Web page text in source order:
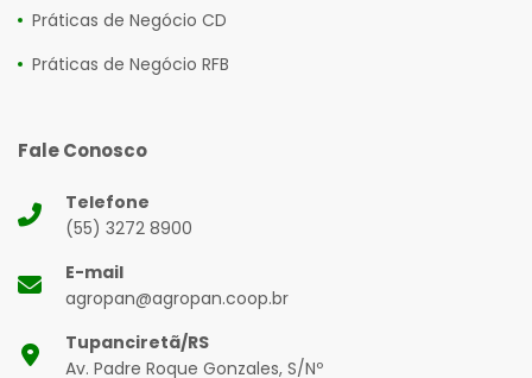
Práticas de Negócio CD
Práticas de Negócio RFB
Fale Conosco
Telefone
(55) 3272 8900
E-mail
agropan@agropan.coop.br
Tupanciretã/RS
Av. Padre Roque Gonzales, S/Nº